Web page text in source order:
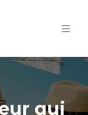
qui